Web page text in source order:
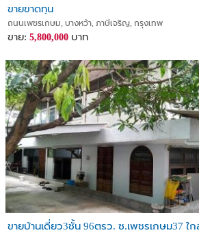
ขายขาดทุน
ถนนเพชรเกษม, บางหว้า, ภาษีเจริญ, กรุงเทพ
ขาย: 5,800,000 บาท
ขายบ้านเดี่ยว3ชั้น 96ตรว. ซ.เพชรเกษม37 ใ